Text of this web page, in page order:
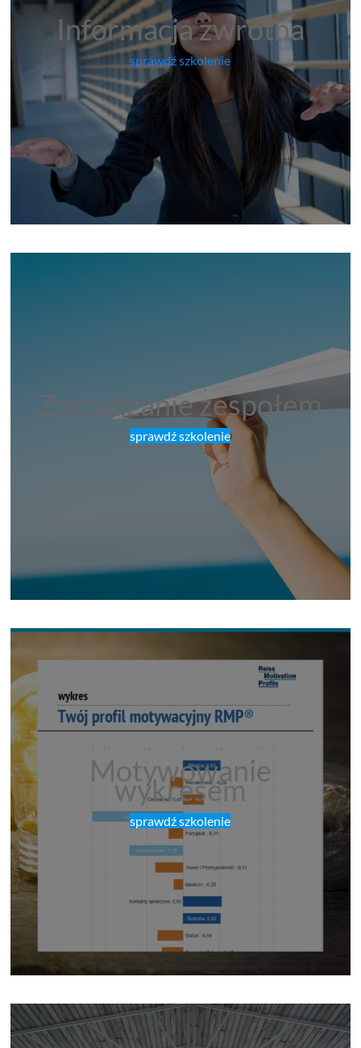
Informacja zwrotna
sprawdź szkolenie
Zarządzanie zespołem
sprawdź szkolenie
Motywowanie
wykresem
sprawdź szkolenie